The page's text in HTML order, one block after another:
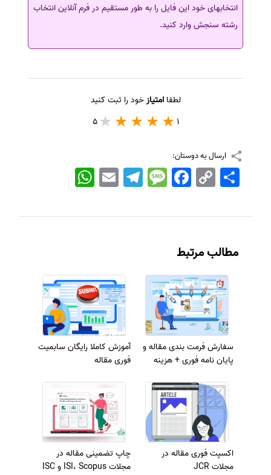
انتخابهای خود این فایل را به طور مستقیم در فرم آنلاین انتخاب
رشته سنجش وارد کنید.
لطفاامتیازخود را ثبت کنید
1
5
ارسال به دوستان:
WhatsApp EmailTelegramMessageFacebook Copy
Link
اشتراک
مطالب مرتبط
سفارش فرمت بندی مقاله و
پایان نامه فوری + هزینه
آموزش کاملا رایگان سابمیت
فوری مقاله
اکسپت فوری مقاله در
مجلات JCR
چاپ تضمینی مقاله در
مجلات ISI، Scopus و ISC